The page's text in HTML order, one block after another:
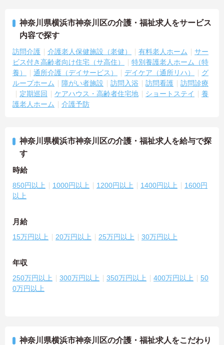
神奈川県横浜市神奈川区の介護・福祉求人をサービス
内容で探す
訪問介護 介護老人保健施設（老健） 有料老人ホーム
サー
ビス付き高齢者向け住宅（サ高住）
特別養護老人ホーム（特
養）
通所介護（デイサービス） デイケア（通所リハ）
グ
ループホーム
障がい者施設 訪問入浴 訪問看護
訪問診療
定期巡回
ケアハウス・高齢者住宅地 ショートステイ
養
護老人ホーム
介護予防
神奈川県横浜市神奈川区の介護・福祉求人を給与で探
す
時給
850円以上 1000円以上 1200円以上 1400円以上
1600円
以上
月給
15万円以上 20万円以上 25万円以上 30万円以上
年収
250万円以上 300万円以上 350万円以上 400万円以上
50
0万円以上
神奈川県横浜市神奈川区の介護・福祉求人をこだわり